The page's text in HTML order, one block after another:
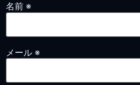
名前 ※
メール ※